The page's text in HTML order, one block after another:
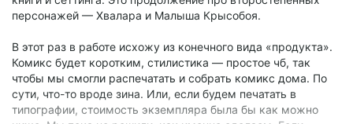
персонажей — Хвалара и Малыша Крысобоя.
В этот раз в работе исхожу из конечного вида «продукта».
Комикс будет коротким, стилистика — простое чб, так
чтобы мы смогли распечатать и собрать комикс дома. По
сути, что-то вроде зина. Или, если будем печатать в
типографии, стоимость экземпляра была бы как можно